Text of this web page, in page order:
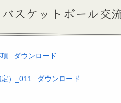
スケットボール交
ダウンロード
）_011 ダウンロード